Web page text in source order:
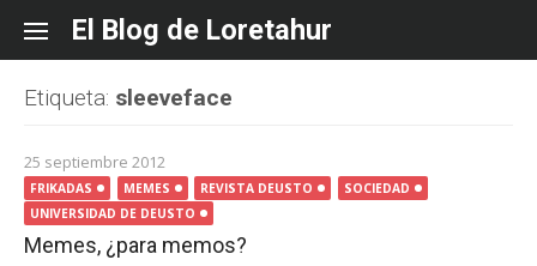
content
El Blog de Loretahur
Etiqueta: sleeveface
25 septiembre 2012
FRIKADAS MEMES REVISTA DEUSTO
SOCIEDAD
UNIVERSIDAD DE DEUSTO
Memes, ¿para memos?